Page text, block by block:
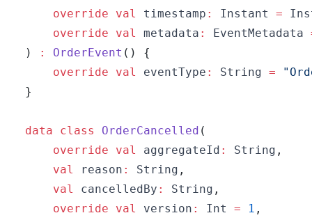
override
val timestamp : Instant =
override
val metadata : EventMetadata
)
: OrderEvent ( )
{
override
val eventType : String =
}
data class OrderCancelled (
override
val aggregateId : String ,
val
reason : String ,
val
cancelledBy : String ,
override
val version : Int = 1 ,